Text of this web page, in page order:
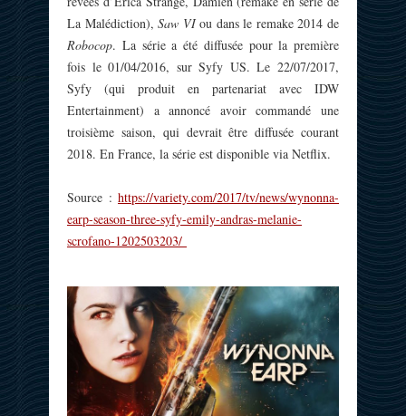
La Malédiction),Saw VIou dans le remake 2014 de
Robocop. La série a été diffusée pour la première
fois le 01/04/2016, sur Syfy US. Le 22/07/2017,
Syfy (qui produit en partenariat avec IDW
Entertainment) a annoncé avoir commandé une
troisième saison, qui devrait être diffusée courant
2018. En France, la série est disponible via Netflix.
Source : https://variety.com/2017/tv/news/wynonna-
earp-season-three-syfy-emily-andras-melanie-
scrofano-1202503203/